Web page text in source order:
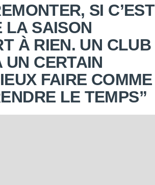
SI C’EST
LA SAISON
À RIEN. UN CLUB
CERTAIN
FAIRE COMME
LE TEMPS”